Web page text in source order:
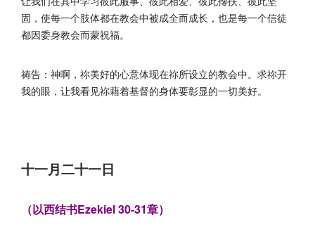
固，使每一个肢体都在教会中被成全而成长，也是每一个信徒
都因委身教会而蒙祝福。
祷告：神啊，祢美好的心意体现在祢所设立的教会中。求祢开
我的眼，让我看见祢藉着基督的身体要彰显的一切美好。
十一月二十一日
（以西结书Ezekiel 30-31章）